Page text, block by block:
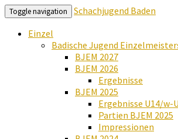
Toggle navigation
Schachjugend Baden
Einzel
Badische Jugend
BJEM 2027
BJEM 2026
Ergebnisse
BJEM 2025
Ergebnisse U14/w-
Partien BJEM 2025
Impressionen